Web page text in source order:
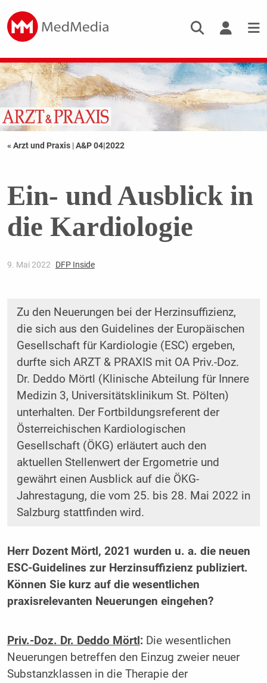
« Arzt und Praxis |A&P 04|2022
Ein- und Ausblick in
die Kardiologie
9. Mai 2022 DFP Inside
Zu den Neuerungen bei der Herzinsuffizienz,
die sich aus den Guidelines der Europäischen
Gesellschaft für Kardiologie (ESC) ergeben,
durfte sich ARZT & PRAXIS mit OA Priv.-Doz.
Dr. Deddo Mörtl (Klinische Abteilung für Innere
Medizin 3, Universitätsklinikum St. Pölten)
unterhalten. Der Fortbildungsreferent der
Österreichischen Kardiologischen
Gesellschaft (ÖKG) erläutert auch den
aktuellen Stellenwert der Ergometrie und
gewährt einen Ausblick auf die ÖKG-
Jahrestagung, die vom 25. bis 28. Mai 2022 in
Salzburg stattfinden wird.
Herr Dozent Mörtl, 2021 wurden u. a. die neuen
ESC-Guidelines zur Herzinsuffizienz publiziert.
Können Sie kurz auf die wesentlichen
praxisrelevanten Neuerungen eingehen?
Priv.-Doz. Dr. Deddo Mörtl : Die wesentlichen
Neuerungen betreffen den Einzug zweier neuer
Substanzklassen in die Therapie der